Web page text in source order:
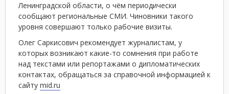
Ленинградской области, о чём периодически
сообщают региональные СМИ. Чиновники такого
уровня совершают только рабочие визиты.
Олег Саркисович рекомендует журналистам, у
которых возникают какие-то сомнения при работе
над текстами или репортажами о дипломатических
контактах, обращаться за справочной информацией к
сайту mid.ru